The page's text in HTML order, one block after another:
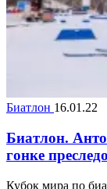
Биатлон 16.01.22
Биатлон.
гонке
Кубок мира по